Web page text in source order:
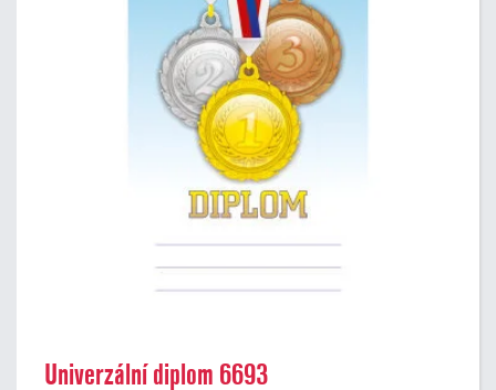
Univerzální diplom 6693